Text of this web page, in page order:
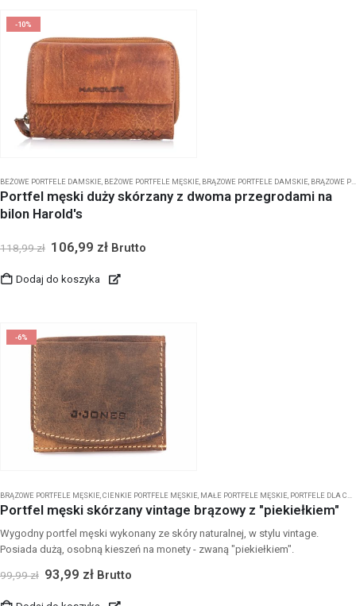
-10%
BEŻOWE PORTFELE DAMSKIE, BEŻOWE PORTFELE MĘSKIE, BRĄZOWE PORTFELE DAMSKIE, BRĄZOWE PORTFELE MĘSKIE
Portfel męski duży skórzany z dwoma przegrodami na
bilon Harold's
118,99zł 106,99 zł Brutto
Dodaj do koszyka
-6%
BRĄZOWE PORTFELE MĘSKIE CIENKIE PORTFELE MĘSKIE MAŁE PORTFELE MĘSKIE PORTFELE DLA CHŁOPCA
Portfel męski skórzany vintage brązowy z "piekiełkiem"
Wygodny portfel męski wykonany ze skóry naturalnej, w stylu vintage.
Posiada dużą, osobną kieszeń na monety - zwaną "piekiełkiem".
99,99zł 93,99 zł Brutto